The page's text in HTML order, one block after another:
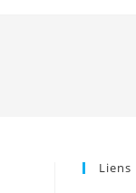
Liens